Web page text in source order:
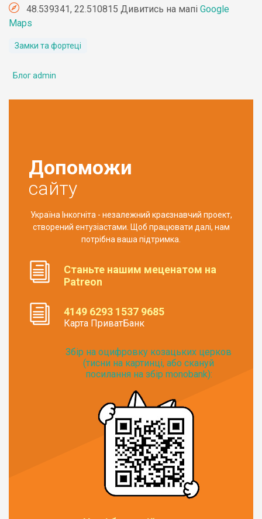
48.539341, 22.510815 Дивитись на мапі Google
Maps
Замки та фортеці
Блог admin
Допоможи
сайту
Україна Інкогніта - незалежний краєзнавчий проект,
створений ентузіастами. Щоб працювати далі, нам
потрібна ваша підтримка.
Станьте нашим меценатом на
Patreon
4149 6293 1537 9685
Карта ПриватБанк
Збір на оцифровку козацьких церков
(тисни на картинці, або скануй
посилання на збір monobank):